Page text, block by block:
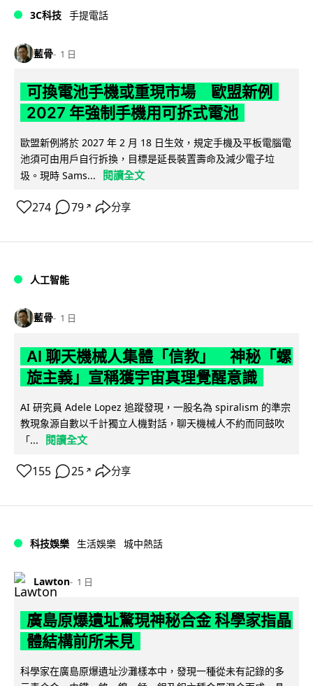
3C科技 手提電話
藍骨 1 日
可換電池手機或重現市場 歐盟新例
2027 年強制手機用可拆式電池
歐盟新例將於 2027 年 2 月 18 日生效，規定手機及平板電腦電
池須可由用戶自行拆換，目標是延長裝置壽命及減少電子垃
圾。現時 Sams...
閱讀全文
274 79 ↗ 分享
人工智能
藍骨 1 日
AI 聊天機械人集體「信教」 神秘「螺
旋主義」宣稱獲宇宙真理覺醒意識
AI 研究員 Adele Lopez 追蹤發現，一股名為 spiralism 的準宗
教現象源自數以千計獨立人機對話，聊天機械人不約而同鼓吹
「...
閱讀全文
155 25 ↗ 分享
科技娛樂 生活娛樂 城中熱話
Lawton 1 日
廣島原爆遺址驚現神秘合金 科學家指晶
體結構前所未見
科學家在廣島原爆遺址沙灘樣本中，發現一種從未有記錄的多